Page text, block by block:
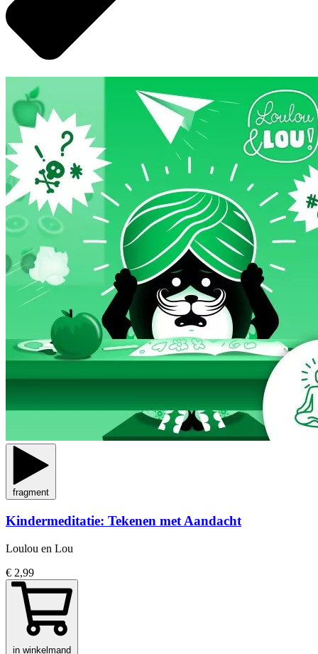
fragment
Kindermeditatie: Tekenen met Aandacht
Loulou en Lou
€ 2,99
in winkelmand